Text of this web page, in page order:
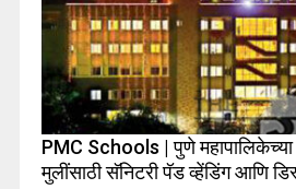
PMC Schools | पुणे महापालिकेच्या
मुलींसाठी सॅनिटरी पॅड व्हेंडिंग आणि